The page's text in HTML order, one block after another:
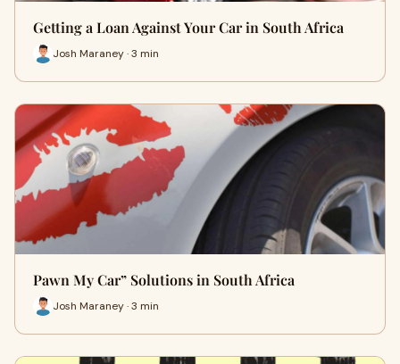
Getting a Loan Against Your Car in South Africa
Josh Maraney · 3 min
Pawn My Car” Solutions in South Africa
Josh Maraney · 3 min